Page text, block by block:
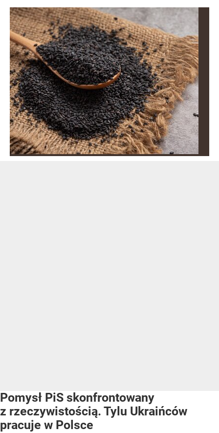
Pomysł PiS skonfrontowany
z rzeczywistością. Tylu Ukraińców
pracuje w Polsce